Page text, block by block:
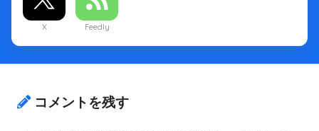
X Feedly
コメントを残す